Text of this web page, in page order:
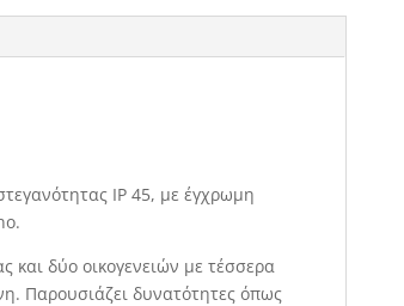
IP 45, με έγχρωμη
και δύο οικογενειών με τέσσερα
Παρουσιάζει δυνατότητες όπως